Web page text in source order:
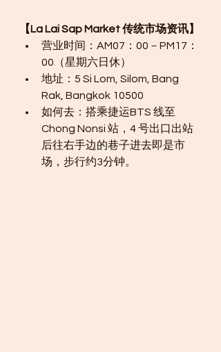
【La Lai Sap Market 传统市场资讯】
营业时间：AM07：00－PM17：
00（星期六日休）
地址：5 Si Lom, Silom, Bang
Rak, Bangkok 10500
如何去：搭乘捷运BTS 线至
Chong Nonsi 站，4 号出口出站
后往右手边的巷子进去即是市
场，步行约3分钟。